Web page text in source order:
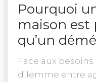
Pourquoi
maison est
qu’un
Face aux besoins
dilemme entre